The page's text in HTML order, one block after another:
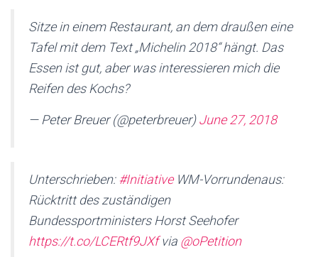
Sitze in einem Restaurant, an dem draußen eine
Tafel mit dem Text „Michelin 2018“ hängt. Das
Essen ist gut, aber was interessieren mich die
Reifen des Kochs?
— Peter Breuer (@peterbreuer)June 27, 2018
Unterschrieben:#InitiativeWM-Vorrundenaus:
Rücktritt des zuständigen
Bundessportministers Horst Seehofer
https://t.co/LCERtf9JXfvia @oPetition